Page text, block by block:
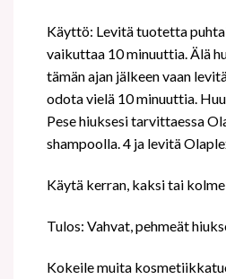
Käyttö: Levitä tuotetta
vaikuttaa 10 minuuttia. Älä
tämän ajan jälkeen vaan
odota vielä 10 minuuttia.
Pese hiuksesi tarvittaessa
shampoolla. 4 ja levitä
Käytä kerran, kaksi tai
Tulos: Vahvat, pehmeät
Kokeile muita